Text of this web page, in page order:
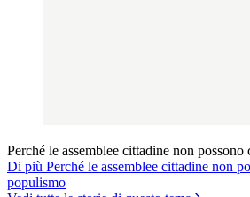
Perché le assemblee cittadine non
Di più Perché le assemblee cittadine non
populismo